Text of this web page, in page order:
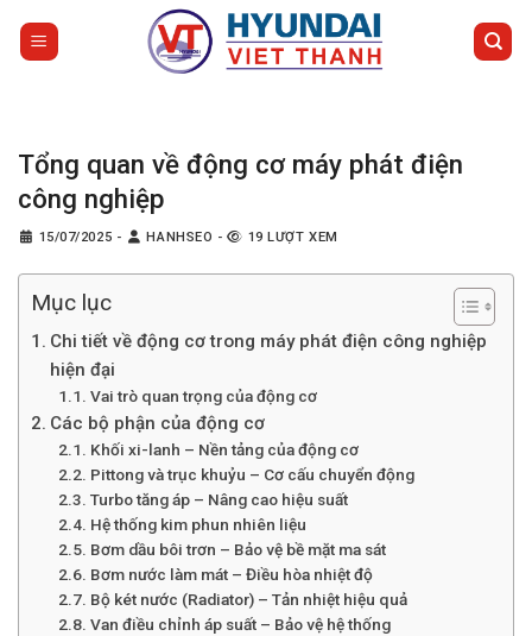
Tổng quan về động cơ máy phát điện
công nghiệp
15/07/2025 - HANHSEO - 19 LƯỢT XEM
Mục lục
Chi tiết về động cơ trong máy phát điện công nghiệp
hiện đại
Vai trò quan trọng của động cơ
Các bộ phận của động cơ
Khối xi-lanh – Nền tảng của động cơ
Pittong và trục khuỷu – Cơ cấu chuyển động
Turbo tăng áp – Nâng cao hiệu suất
Hệ thống kim phun nhiên liệu
Bơm dầu bôi trơn – Bảo vệ bề mặt ma sát
Bơm nước làm mát – Điều hòa nhiệt độ
Bộ két nước (Radiator) – Tản nhiệt hiệu quả
Van điều chỉnh áp suất – Bảo vệ hệ thống